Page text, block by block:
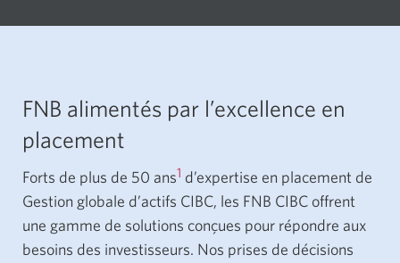
FNB alimentés par l’excellence en
placement
Forts de plus de 50 ans1 d’expertise en placement de
Gestion globale d’actifs CIBC, les FNB CIBC offrent
une gamme de solutions conçues pour répondre aux
besoins des investisseurs. Nos prises de décisions